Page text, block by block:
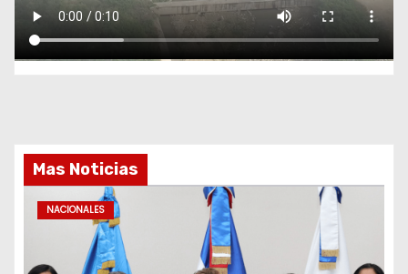
Mas Noticias
NACIONALES